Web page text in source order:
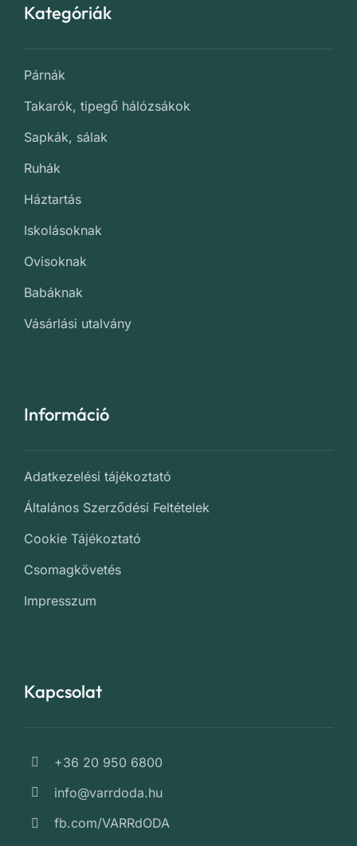
Kategóriák
Párnák
Takarók, tipegő hálózsákok
Sapkák, sálak
Ruhák
Háztartás
Iskolásoknak
Ovisoknak
Babáknak
Vásárlási utalvány
Információ
Adatkezelési tájékoztató
Általános Szerződési Feltételek
Cookie Tájékoztató
Csomagkövetés
Impresszum
Kapcsolat
+36 20 950 6800
info@varrdoda.hu
fb.com/VARRdODA